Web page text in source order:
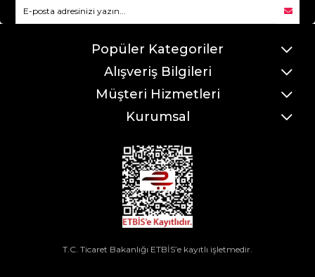
Popüler Kategoriler
Alışveriş Bilgileri
Müşteri Hizmetleri
Kurumsal
T.C. Ticaret Bakanlığı ETBİS’e kayıtlı işletmedir.